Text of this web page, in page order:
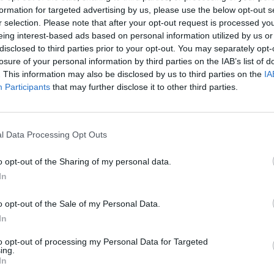
for targeted advertising by us, please use the below opt-out
selection. Please note that after your opt-out request is processed
interest-based ads based on personal information utilized by us
to third parties prior to your opt-out. You may separately
of your personal information by third parties on the IAB’s list of
This information may also be disclosed by us to third parties on the
Participants that may further disclose it to other third parties.
Data Processing Opt Outs
opt-out of the Sharing of my personal data.
opt-out of the Sale of my Personal Data.
opt-out of processing my Personal Data for Targeted
2-0, 6-0, 6-1.
έργων στη
του
από την ΔΕΗ
για να ολοκληρωθεί ο υδροηλεκτρικός
Μεσοχώρα Τρικάλων, πρόκειται να
έτους όπως αναφέρει στα ετήσια
Σύμφωνα με το χρονοδιάγραμμα,
μέσα στο 2028.
Επιστήμη- Υγεία:
δυσκολίες
24 Ιουλίου 2026, 10:19
τον κίνδυνο